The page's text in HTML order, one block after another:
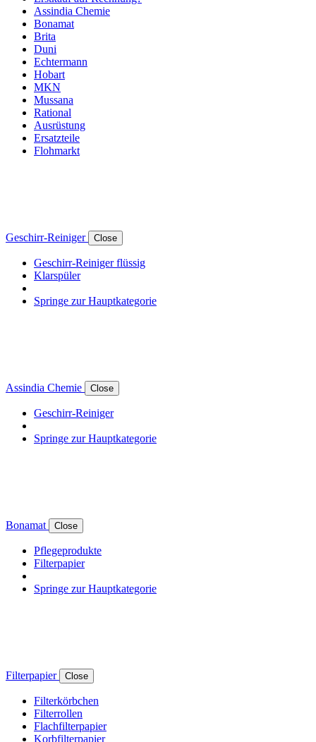
Assindia Chemie
Bonamat
Brita
Duni
Echtermann
Hobart
MKN
Mussana
Rational
Ausrüstung
Ersatzteile
Flohmarkt
Geschirr-Reiniger Close
Geschirr-Reiniger flüssig
Klarspüler
Springe zur Hauptkategorie
Assindia Chemie Close
Geschirr-Reiniger
Springe zur Hauptkategorie
Bonamat Close
Pflegeprodukte
Filterpapier
Springe zur Hauptkategorie
Filterpapier Close
Filterkörbchen
Filterrollen
Flachfilterpapier
Korbfilterpapier